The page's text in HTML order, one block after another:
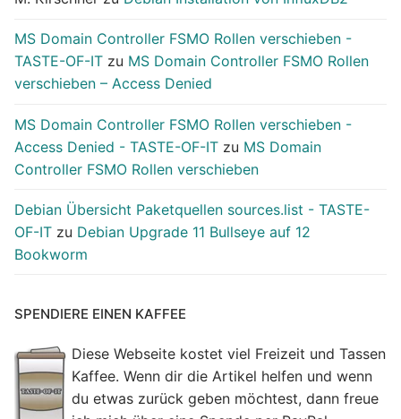
MS Domain Controller FSMO Rollen verschieben -
TASTE-OF-IT zu MS Domain Controller FSMO Rollen
verschieben – Access Denied
MS Domain Controller FSMO Rollen verschieben -
Access Denied - TASTE-OF-IT zu MS Domain
Controller FSMO Rollen verschieben
Debian Übersicht Paketquellen sources.list - TASTE-
OF-IT zu Debian Upgrade 11 Bullseye auf 12
Bookworm
SPENDIERE EINEN KAFFEE
Diese Webseite kostet viel Freizeit und Tassen
Kaffee. Wenn dir die Artikel helfen und wenn
du etwas zurück geben möchtest, dann freue